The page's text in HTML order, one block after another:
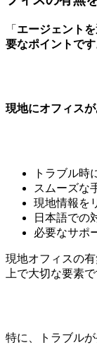
「 エージェント
要なポイントです
現地にオフィス
トラブル時
スムーズな
現地情報を
日本語での
必要なサポ
現地オフィスの
上で大切な要素で
特に、トラブル